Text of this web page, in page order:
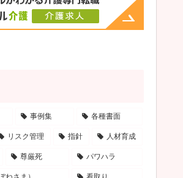
事例集 各種書面
リスク管理 指針 人材育成
尊厳死 パワハラ